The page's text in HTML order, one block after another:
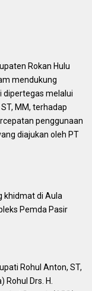
Rokan Hulu
mendukung
dipertegas melalui
MM, terhadap
penggunaan
diajukan oleh PT
khidmat di Aula
Pemda Pasir
Rohul Anton, ST,
Drs. H.